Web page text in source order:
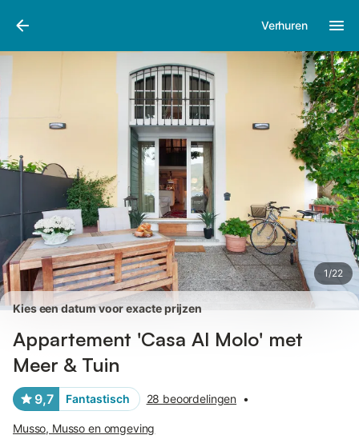
Verhuren
1/22
Afbeeldingen
Kies een datum voor exacte prijzen
Appartement 'Casa Al Molo' met
Meer & Tuin
9,7 Fantastisch 28 beoordelingen •
Musso, Musso en omgeving